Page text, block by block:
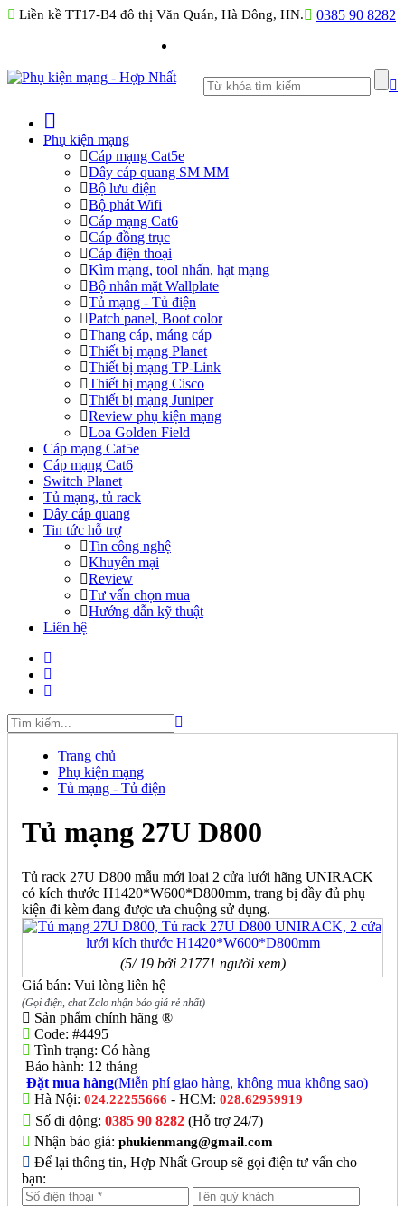
Liền kề TT17-B4 đô thị Văn Quán, Hà Đông, HN. 0385 90 8282
Phụ kiện mạng
Cáp mạng Cat5e
Dây cáp quang SM MM
Bộ lưu điện
Bộ phát Wifi
Cáp mạng Cat6
Cáp đồng trục
Cáp điện thoại
Kìm mạng, tool nhấn, hạt mạng
Bộ nhân mặt Wallplate
Tủ mạng - Tủ điện
Patch panel, Boot color
Thang cáp, máng cáp
Thiết bị mạng Planet
Thiết bị mạng TP-Link
Thiết bị mạng Cisco
Thiết bị mạng Juniper
Review phụ kiện mạng
Loa Golden Field
Cáp mạng Cat5e
Cáp mạng Cat6
Switch Planet
Tủ mạng, tủ rack
Dây cáp quang
Tin tức hỗ trợ
Tin công nghệ
Khuyến mại
Review
Tư vấn chọn mua
Hướng dẫn kỹ thuật
Liên hệ
Trang chủ
Phụ kiện mạng
Tủ mạng - Tủ điện
Tủ mạng 27U D800
Tủ rack 27U D800 mẫu mới loại 2 cửa lưới hãng UNIRACK
có kích thước H1420*W600*D800mm, trang bị đầy đủ phụ
kiện đi kèm đang được ưa chuộng sử dụng.
(5/ 19 bởi 21771 người xem)
Giá bán: Vui lòng liên hệ
(Gọi điện, chat Zalo nhận báo giá rẻ nhất)
Sản phẩm chính hãng ®
Code: #4495
Tình trạng: Có hàng
Bảo hành: 12 tháng
Đặt mua hàng(Miễn phí giao hàng, không mua không sao)
Hà Nội: 024.22255666 - HCM: 028.62959919
Số di động: 0385 90 8282 (Hỗ trợ 24/7)
Nhận báo giá: phukienmang@gmail.com
Để lại thông tin, Hợp Nhất Group sẽ gọi điện tư vấn cho
bạn: